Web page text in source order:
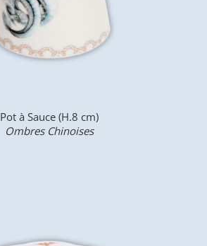
Pot à Sauce (H.8 cm)
Ombres Chinoises